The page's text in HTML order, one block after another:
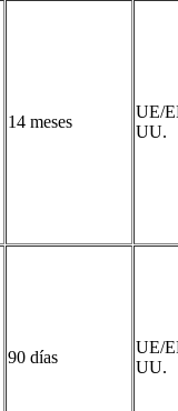
14 meses
UE/
UU.
90 días
UE/
UU.